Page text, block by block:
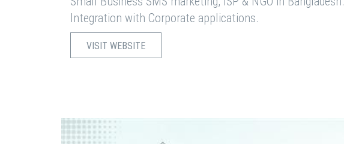
Integration with Corporate applications.
VISIT WEBSITE